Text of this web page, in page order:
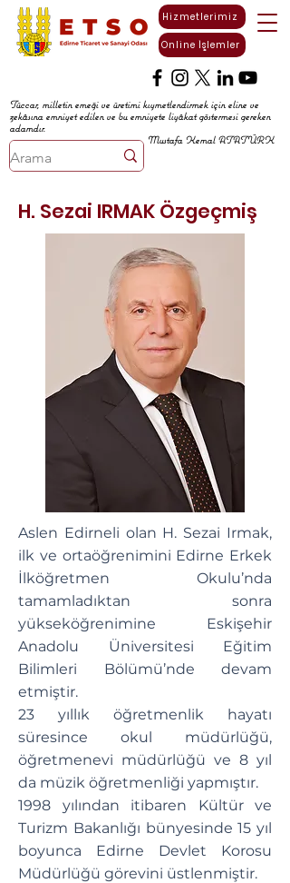
Online İşlemler
Hizmetlerimiz
Tüccar, milletin emeği ve üretimi kıymetlendirmek için eline ve
zekâsına emniyet edilen ve bu emniyete liyâkat göstermesi gereken
adamdır.
Mustafa Kemal ATATÜRK
H. Sezai IRMAK Özgeçmiş
Aslen Edirneli olan H. Sezai Irmak,
ilk ve ortaöğrenimini Edirne Erkek
İlköğretmen Okulu’nda
tamamladıktan sonra
yükseköğrenimine Eskişehir
Anadolu Üniversitesi Eğitim
Bilimleri Bölümü’nde devam
etmiştir.
23 yıllık öğretmenlik hayatı
süresince okul müdürlüğü,
öğretmenevi müdürlüğü ve 8 yıl
da müzik öğretmenliği yapmıştır.
1998 yılından itibaren Kültür ve
Turizm Bakanlığı bünyesinde 15 yıl
boyunca Edirne Devlet Korosu
Müdürlüğü görevini üstlenmiştir.